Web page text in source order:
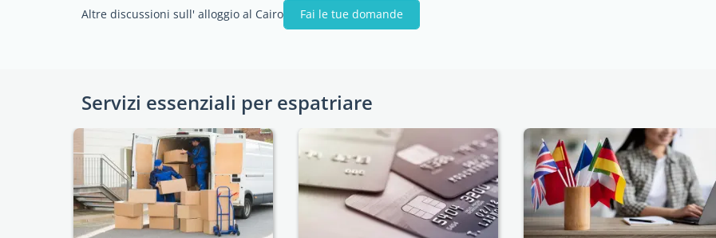
Altre discussioni sull' alloggio al Cairo Fai le tue domande
Servizi essenziali per espatriare